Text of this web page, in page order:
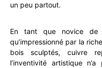
un peu partout.
En tant que novice de
qu’impressionné par la
bois sculptés, cuivre
l’inventivité artistique